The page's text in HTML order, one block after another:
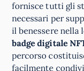
fornisce tutti gli
necessari per
il benessere nella
badge digitale
percorso
facilmente